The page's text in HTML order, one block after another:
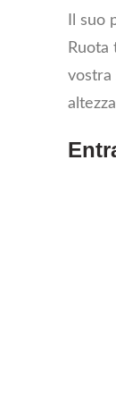
Il
vostra